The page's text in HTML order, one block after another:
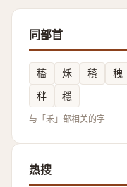
同部首
稸 秌 䅩 䄿
秚
穩
与「禾」部相关的字
热搜